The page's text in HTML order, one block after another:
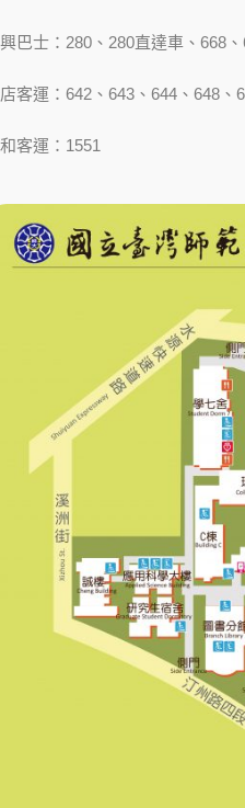
巴士：280、280直達車、668
客運：642、643、644、648、
客運：1551